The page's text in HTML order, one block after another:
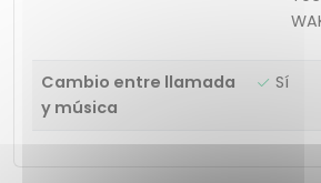
Cambio entre llamada
y música
Sí